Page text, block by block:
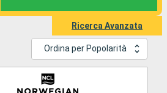
Ricerca Avanzata
Ordina per Popolarità